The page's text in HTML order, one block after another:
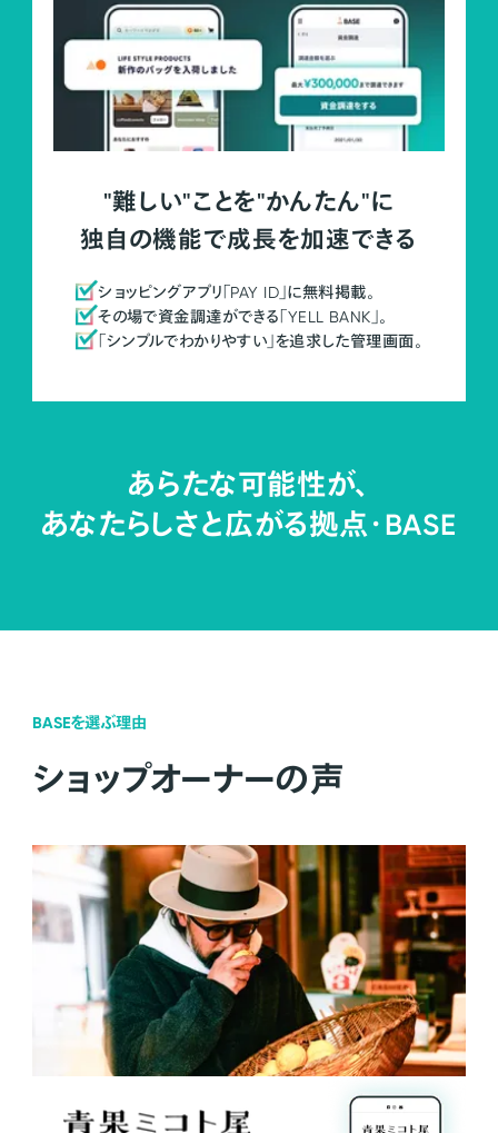
"難しい"ことを"かんたん"に
独自の機能で成長を加速できる
ショッピングアプリ「PAY ID」に無料掲載。
その場で資金調達ができる「YELL BANK」。
「シンプルでわかりやすい」を追求した管理画面。
あらたな可能性が、
あなたらしさと広がる拠点・BASE
BASEを選ぶ理由
ショップオーナーの声